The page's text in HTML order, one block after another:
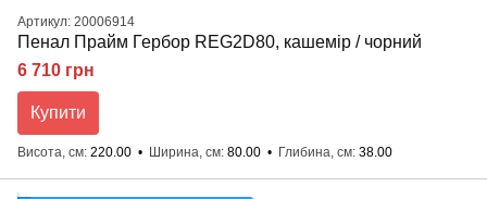
Артикул: 20006914
Пенал Прайм Гербор REG2D80, кашемір / чорний
6 710 грн
Купити
Висота, см 220.00 Ширина, см 80.00 Глибина, см 38.00